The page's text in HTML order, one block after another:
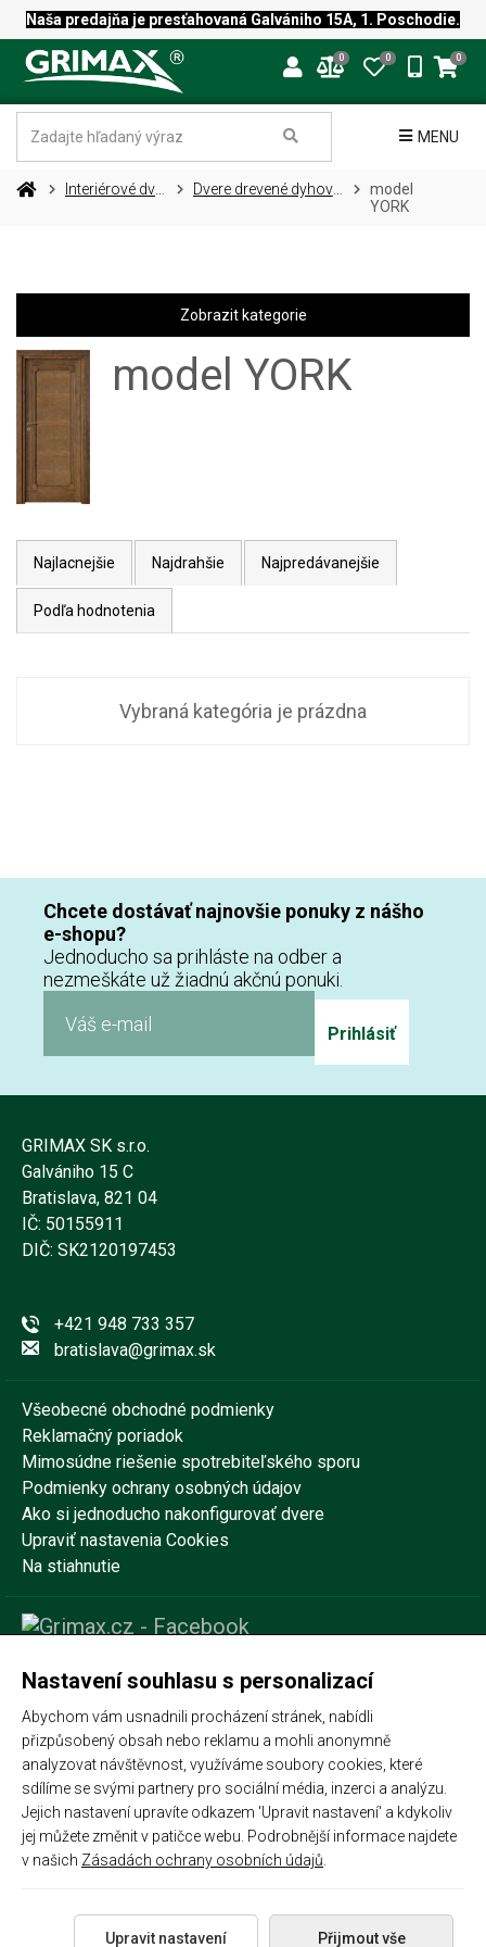
Naša predajňa je presťahovaná Galvániho 15A, 1. Poschodie.
0 0 0
MENU
Dvere drevené dyhované
model
YORK
Zobrazit kategorie
model YORK
Najlacnejšie Najdrahšie Najpredávanejšie
Podľa hodnotenia
Vybraná kategória je prázdna
Chcete dostávať najnovšie ponuky z nášho
e-shopu?
Jednoducho sa prihláste na odber a
nezmeškáte už žiadnú akčnú ponuki.
Prihlásiť
GRIMAX SK s.r.o.
Galvániho 15 C
Bratislava, 821 04
IČ: 50155911
DIČ: SK2120197453
+421 948 733 357
bratislava@grimax.sk
Všeobecné obchodné podmienky
Reklamačný poriadok
Mimosúdne riešenie spotrebiteľského sporu
Podmienky ochrany osobných údajov
Ako si jednoducho nakonfigurovať dvere
Upraviť nastavenia Cookies
Na stiahnutie
Podle zákona o evidenci tržeb je prodávající povinen vystavit
nejpozději do 48 hodin.
Copyright © 2026
www.grimax.sk
Nastavení souhlasu s personalizací
Abychom vám usnadnili procházení stránek, nabídli
přizpůsobený obsah nebo reklamu a mohli anonymně
analyzovat návštěvnost, využíváme soubory cookies, které
sdílíme se svými partnery pro sociální média, inzerci a analýzu.
Jejich nastavení upravíte odkazem 'Upravit nastavení' a kdykoliv
jej můžete změnit v patičce webu. Podrobnější informace najdete
v našich Zásadách ochrany osobních údajů
Přijmout vše
Upravit nastavení